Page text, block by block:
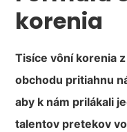
korenia
Tisíce vôní korenia
obchodu pritiahnu
aby k nám prilákali
talentov pretekov